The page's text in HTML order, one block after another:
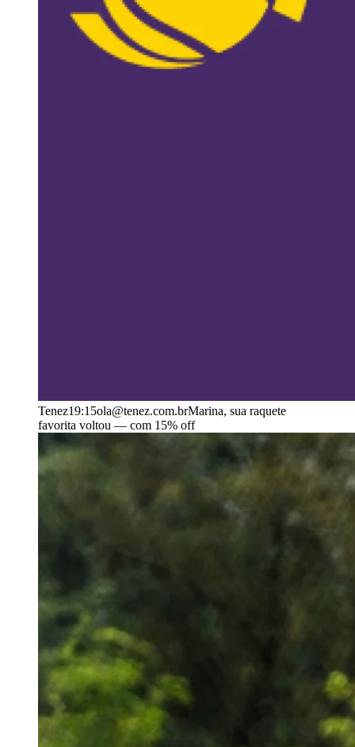
Tenez19:15ola@tenez.com.brMarina, sua raquete
favorita voltou — com 15% off